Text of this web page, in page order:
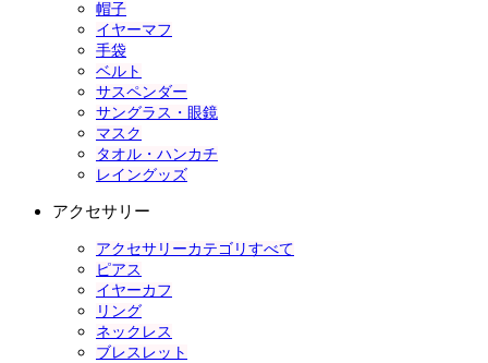
帽子
イヤーマフ
手袋
ベルト
サスペンダー
サングラス・眼鏡
マスク
タオル・ハンカチ
レイングッズ
アクセサリー
アクセサリーカテゴリすべて
ピアス
イヤーカフ
リング
ネックレス
ブレスレット